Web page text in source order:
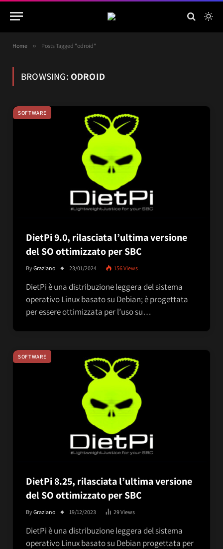
Home » Posts Tagged "odroid"
BROWSING: ODROID
SOFTWARE
DietPi 9.0, rilasciata l’ultima versione
del SO ottimizzato per SBC
ByGraziano 23/01/2024 156Views
DietPi è una distribuzione leggera del sistema
operativo Linux basato su Debian; è progettata
per essere ottimizzata per l’uso su…
SOFTWARE
DietPi 8.25, rilasciata l’ultima versione
del SO ottimizzato per SBC
ByGraziano 19/12/2023 29Views
DietPi è una distribuzione leggera del sistema
operativo Linux basato su Debian progettata per